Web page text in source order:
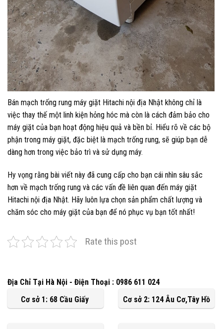
Bán mạch trống rung máy giặt Hitachi nội địa Nhật không chỉ là
việc thay thế một linh kiện hỏng hóc mà còn là cách đảm bảo cho
máy giặt của bạn hoạt động hiệu quả và bền bỉ. Hiểu rõ về các bộ
phận trong máy giặt, đặc biệt là mạch trống rung, sẽ giúp bạn dễ
dàng hơn trong việc bảo trì và sử dụng máy.
Hy vọng rằng bài viết này đã cung cấp cho bạn cái nhìn sâu sắc
hơn về mạch trống rung và các vấn đề liên quan đến máy giặt
Hitachi nội địa Nhật. Hãy luôn lựa chọn sản phẩm chất lượng và
chăm sóc cho máy giặt của bạn để nó phục vụ bạn tốt nhất!
Rate this post
Địa Chỉ Tại Hà Nội - Điện Thoại : 0986 611 024
Cơ sở 1: 68 Cầu Giấy
Cơ sở 2: 124 Âu Cơ,Tây Hồ